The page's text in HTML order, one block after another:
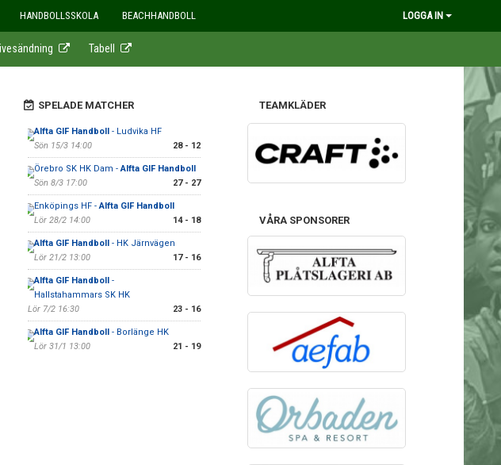
HANDBOLLSSKOLA BEACHHANDBOLL LOGGA IN
Livesändning Tabell
SPELADE MATCHER
Alfta GIF Handboll- Ludvika HF
Sön 15/3 14:00
28 - 12
Örebro SK HK Dam -Alfta GIF Handboll
Sön 8/3 17:00
27 - 27
Enköpings HF -Alfta GIF Handboll
Lör 28/2 14:00
14 - 18
Alfta GIF Handboll- HK Järnvägen
Lör 21/2 13:00
17 - 16
Alfta GIF Handboll-
Hallstahammars SK HK
Lör 7/2 16:30
23 - 16
Alfta GIF Handboll- Borlänge HK
Lör 31/1 13:00
21 - 19
TEAMKLÄDER
VÅRA SPONSORER